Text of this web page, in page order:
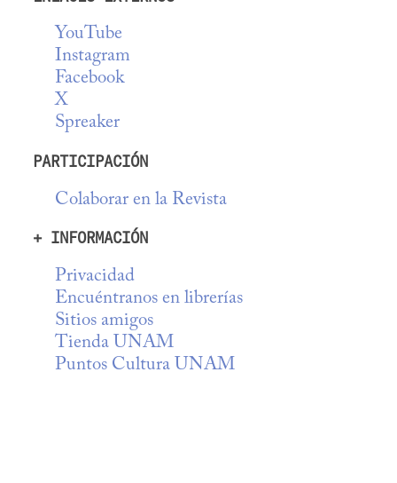
YouTube
Instagram
Facebook
X
Spreaker
PARTICIPACIÓN
Colaborar en la Revista
+ INFORMACIÓN
Privacidad
Encuéntranos en librerías
Sitios amigos
Tienda UNAM
Puntos Cultura UNAM